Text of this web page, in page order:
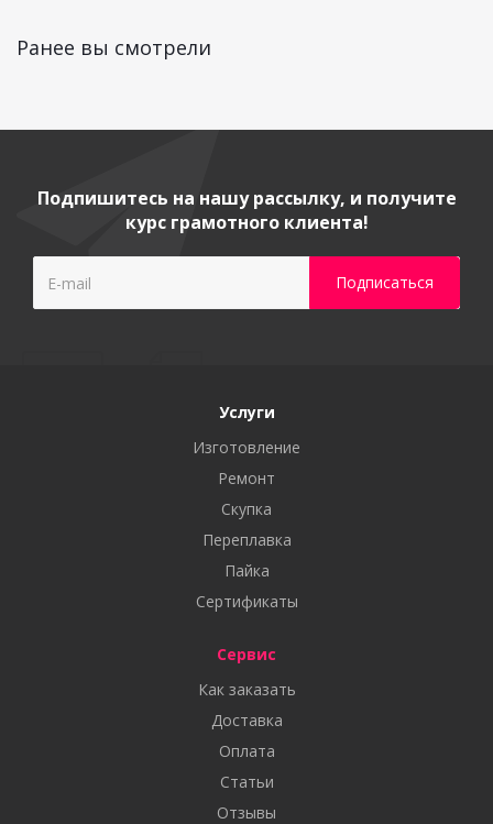
Ранее вы смотрели
Подпишитесь на нашу рассылку, и получите
курс грамотного клиента!
Услуги
Изготовление
Ремонт
Скупка
Переплавка
Пайка
Сертификаты
Сервис
Как заказать
Доставка
Оплата
Статьи
Отзывы